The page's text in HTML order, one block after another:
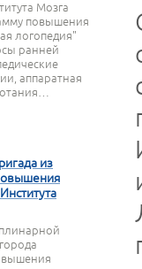
Мозга
повышения
логопедия"
ранней
аппаратная
из